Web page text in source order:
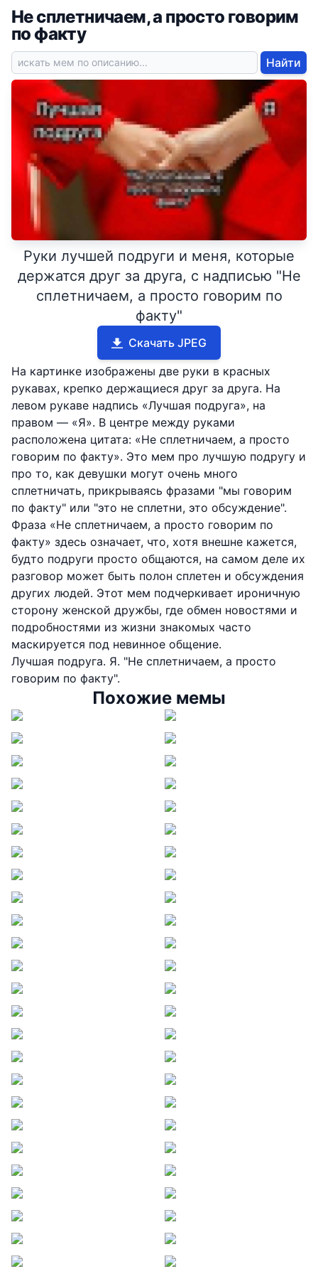
Не сплетничаем, а просто говорим
по факту
Найти
Руки лучшей подруги и меня, которые
держатся друг за друга, с надписью "Не
сплетничаем, а просто говорим по
факту"
Скачать JPEG
На картинке изображены две руки в красных
рукавах, крепко держащиеся друг за друга. На
левом рукаве надпись «Лучшая подруга», на
правом — «Я». В центре между руками
расположена цитата: «Не сплетничаем, а просто
говорим по факту». Это мем про лучшую подругу и
про то, как девушки могут очень много
сплетничать, прикрываясь фразами "мы говорим
по факту" или "это не сплетни, это обсуждение".
Фраза «Не сплетничаем, а просто говорим по
факту» здесь означает, что, хотя внешне кажется,
будто подруги просто общаются, на самом деле их
разговор может быть полон сплетен и обсуждения
других людей. Этот мем подчеркивает ироничную
сторону женской дружбы, где обмен новостями и
подробностями из жизни знакомых часто
маскируется под невинное общение.
Лучшая подруга. Я. "Не сплетничаем, а просто
говорим по факту".
Похожие мемы